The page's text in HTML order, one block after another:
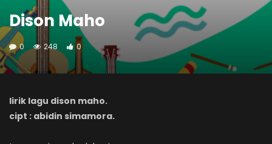
Dison Maho
0 248 0
lirik lagu dison maho.
cipt : abidin simamora.